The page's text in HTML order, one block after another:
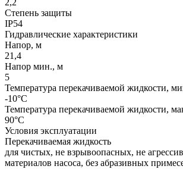
Степень защиты
IP54
Гидравлические характеристики
Напор, м
21,4
Напор мин., м
5
Температура перекачиваемой жидкости,
-10°C
Температура перекачиваемой жидкости,
90°C
Условия эксплуатации
Перекачиваемая жидкость
для чистых, не взрывоопасных, не
материалов насоса, без абразивных